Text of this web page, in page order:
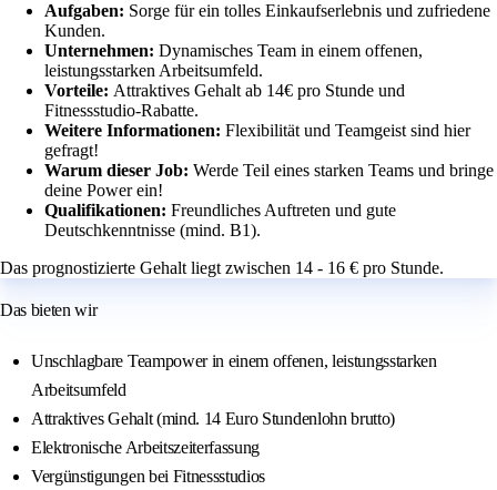
Aufgaben: Sorge für ein tolles Einkaufserlebnis und zufriedene
Kunden.
Unternehmen: Dynamisches Team in einem offenen,
leistungsstarken Arbeitsumfeld.
Vorteile: Attraktives Gehalt ab 14€ pro Stunde und
Fitnessstudio-Rabatte.
Weitere Informationen: Flexibilität und Teamgeist sind hier
gefragt!
Warum dieser Job: Werde Teil eines starken Teams und bringe
deine Power ein!
Qualifikationen: Freundliches Auftreten und gute
Deutschkenntnisse (mind. B1).
Das prognostizierte Gehalt liegt zwischen 14 - 16 € pro Stunde.
Das bieten wir
Unschlagbare Teampower in einem offenen, leistungsstarken
Arbeitsumfeld
Attraktives Gehalt (mind. 14 Euro Stundenlohn brutto)
Elektronische Arbeitszeiterfassung
Vergünstigungen bei Fitnessstudios